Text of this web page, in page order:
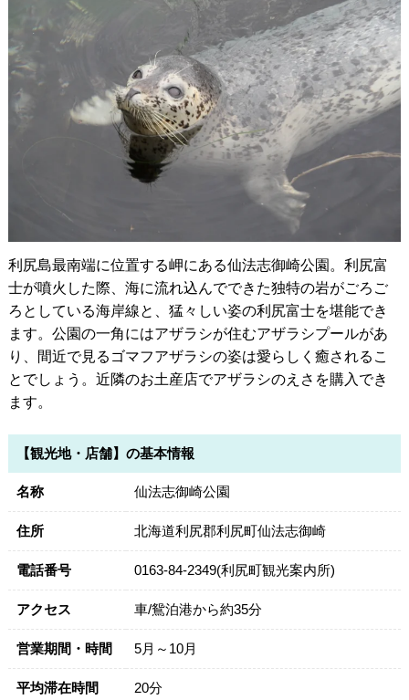
利尻島最南端に位置する岬にある仙法志御崎公園。利尻富
士が噴火した際、海に流れ込んでできた独特の岩がごろご
ろとしている海岸線と、猛々しい姿の利尻富士を堪能でき
ます。公園の一角にはアザラシが住むアザラシプールがあ
り、間近で見るゴマフアザラシの姿は愛らしく癒されるこ
とでしょう。近隣のお土産店でアザラシのえさを購入でき
ます。
【観光地・店舗】の基本情報
名称 仙法志御崎公園
住所 北海道利尻郡利尻町仙法志御崎
電話番号 0163-84-2349(利尻町観光案内所)
アクセス 車/鴛泊港から約35分
営業期間・時間 5月～10月
平均滞在時間 20分